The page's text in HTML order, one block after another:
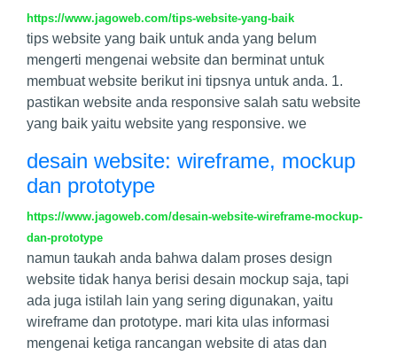
https://www.jagoweb.com/tips-website-yang-baik
tips website yang baik untuk anda yang belum
mengerti mengenai website dan berminat untuk
membuat website berikut ini tipsnya untuk anda. 1.
pastikan website anda responsive salah satu website
yang baik yaitu website yang responsive. we
desain website: wireframe, mockup
dan prototype
https://www.jagoweb.com/desain-website-wireframe-mockup-
dan-prototype
namun taukah anda bahwa dalam proses design
website tidak hanya berisi desain mockup saja, tapi
ada juga istilah lain yang sering digunakan, yaitu
wireframe dan prototype. mari kita ulas informasi
mengenai ketiga rancangan website di atas dan